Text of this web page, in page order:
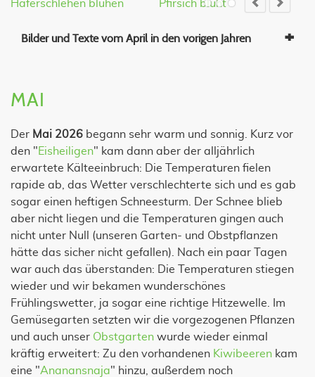
Haferschlehen blühen Pfirsich blüht
Bilder und Texte vom April in den vorigen Jahren
MAI
Der Mai 2026 begann sehr warm und sonnig. Kurz vor
den "Eisheiligen" kam dann aber der alljährlich
erwartete Kälteeinbruch: Die Temperaturen fielen
rapide ab, das Wetter verschlechterte sich und es gab
sogar einen heftigen Schneesturm. Der Schnee blieb
aber nicht liegen und die Temperaturen gingen auch
nicht unter Null (unseren Garten- und Obstpflanzen
hätte das sicher nicht gefallen). Nach ein paar Tagen
war auch das überstanden: Die Temperaturen stiegen
wieder und wir bekamen wunderschönes
Frühlingswetter, ja sogar eine richtige Hitzewelle. Im
Gemüsegarten setzten wir die vorgezogenen Pflanzen
und auch unser Obstgarten wurde wieder einmal
kräftig erweitert: Zu den vorhandenen Kiwibeeren kam
eine "Ananansnaja" hinzu, außerdem noch